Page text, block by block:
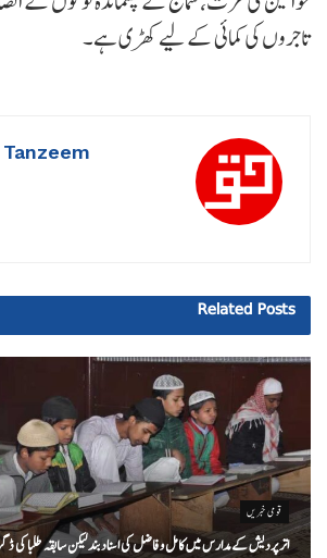
تاجروں کی کمائی کے لیے کھڑی ہے۔
Related Posts
قومی خبریں
اتر پردیش کےمدارس میں کامل و فاضل کی اسناد بند لیکن سابقہ طلبا کی